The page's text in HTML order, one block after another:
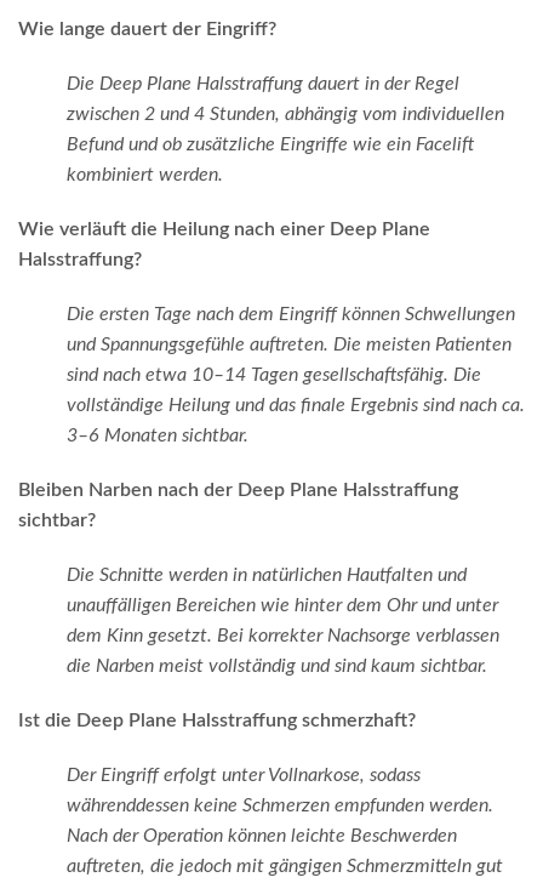
Wie lange dauert der Eingriff?
Die Deep Plane Halsstraffung dauert in der Regel
zwischen 2 und 4 Stunden, abhängig vom individuellen
Befund und ob zusätzliche Eingriffe wie ein Facelift
kombiniert werden.
Wie verläuft die Heilung nach einer Deep Plane
Halsstraffung?
Die ersten Tage nach dem Eingriff können Schwellungen
und Spannungsgefühle auftreten. Die meisten Patienten
sind nach etwa 10–14 Tagen gesellschaftsfähig. Die
vollständige Heilung und das finale Ergebnis sind nach ca.
3–6 Monaten sichtbar.
Bleiben Narben nach der Deep Plane Halsstraffung
sichtbar?
Die Schnitte werden in natürlichen Hautfalten und
unauffälligen Bereichen wie hinter dem Ohr und unter
dem Kinn gesetzt. Bei korrekter Nachsorge verblassen
die Narben meist vollständig und sind kaum sichtbar.
Ist die Deep Plane Halsstraffung schmerzhaft?
Der Eingriff erfolgt unter Vollnarkose, sodass
währenddessen keine Schmerzen empfunden werden.
Nach der Operation können leichte Beschwerden
auftreten, die jedoch mit gängigen Schmerzmitteln gut